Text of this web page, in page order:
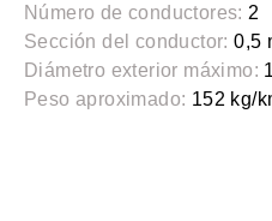
Número de conductores: 2
Sección del conductor: 0,5
Diámetro exterior máximo:
Peso aproximado: 152 kg/